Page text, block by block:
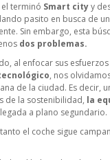
terminó Smart cityy
pasito en busca de
Sin embargo, esta
dos problemas.
al enfocar sus esfuerzos
, nos
de la ciudad. Es decir,
de la sostenibilidad, la
a plano segundario.
el coche sigue